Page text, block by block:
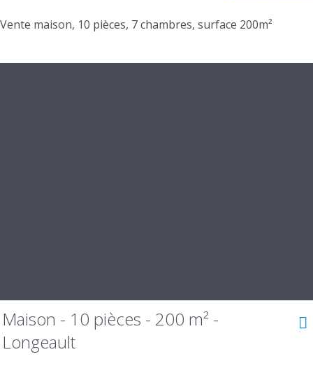
Vente maison, 10 pièces, 7 chambres, surface 200m²
Maison - 10 pièces - 200 m² -
Longeault